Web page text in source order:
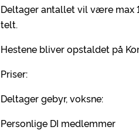
Deltager antallet vil være max
telt.
Hestene bliver opstaldet på
Priser:
Deltager gebyr, voksne:
Personlige DI